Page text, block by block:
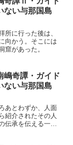
ない与那国島
所に行った後は、
向かう。そこには
窟があった。
嶋奇譚・ガイド
ない与那国島
あとわずか、人面
紹介されたその人
伝承を伝える一族